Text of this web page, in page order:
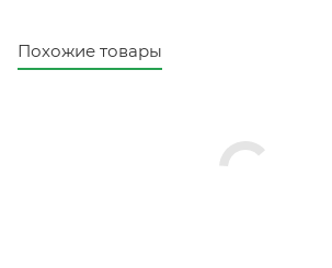
Похожие товары